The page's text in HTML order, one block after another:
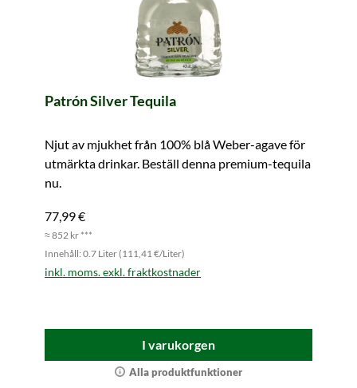
Patrón Silver Tequila
Njut av mjukhet från 100% blå Weber-agave för
utmärkta drinkar. Beställ denna premium-tequila
nu.
77,99 €
≈ 852 kr ***
Innehåll: 0.7 Liter (111,41 €/Liter)
inkl. moms. exkl. fraktkostnader
I varukorgen
Alla produktfunktioner